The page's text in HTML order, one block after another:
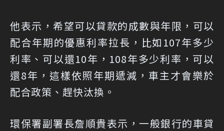
他表示，希望可以貸款的成數與年限，可以
配合年期的優惠利率拉長，比如107年多少
利率、可以還10年，108年多少利率，可以
還8年，這樣依照年期遞減，車主才會樂於
配合政策、趕快汰換。
環保署副署長詹順貴表示，一般銀行的車貸